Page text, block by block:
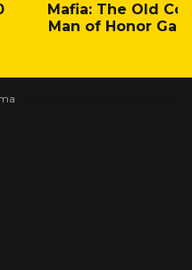
Mafia: The Old
Man of Honor